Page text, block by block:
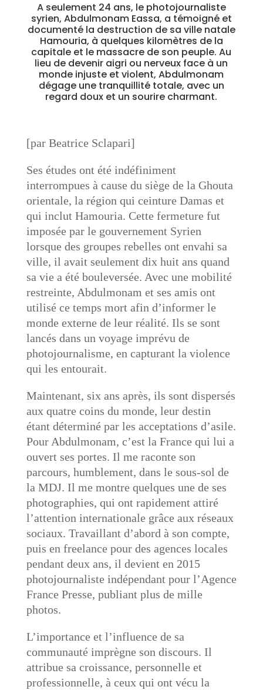
A seulement 24 ans, le photojournaliste
syrien, Abdulmonam Eassa, a témoigné et
documenté la destruction de sa ville natale
Hamouria, à quelques kilomètres de la
capitale et le massacre de son peuple. Au
lieu de devenir aigri ou nerveux face à un
monde injuste et violent, Abdulmonam
dégage une tranquillité totale, avec un
regard doux et un sourire charmant.
[par Beatrice Sclapari]
Ses études ont été indéfiniment
interrompues à cause du siège de la Ghouta
orientale, la région qui ceinture Damas et
qui inclut Hamouria. Cette fermeture fut
imposée par le gouvernement Syrien
lorsque des groupes rebelles ont envahi sa
ville, il avait seulement dix huit ans quand
sa vie a été bouleversée. Avec une mobilité
restreinte, Abdulmonam et ses amis ont
utilisé ce temps mort afin d’informer le
monde externe de leur réalité. Ils se sont
lancés dans un voyage imprévu de
photojournalisme, en capturant la violence
qui les entourait.
Maintenant, six ans après, ils sont dispersés
aux quatre coins du monde, leur destin
étant déterminé par les acceptations d’asile.
Pour Abdulmonam, c’est la France qui lui a
ouvert ses portes. Il me raconte son
parcours, humblement, dans le sous-sol de
la MDJ. Il me montre quelques une de ses
photographies, qui ont rapidement attiré
l’attention internationale grâce aux réseaux
sociaux. Travaillant d’abord à son compte,
puis en freelance pour des agences locales
pendant deux ans, il devient en 2015
photojournaliste indépendant pour l’Agence
France Presse, publiant plus de mille
photos.
L’importance et l’influence de sa
communauté imprègne son discours. Il
attribue sa croissance, personnelle et
professionnelle, à ceux qui ont vécu la